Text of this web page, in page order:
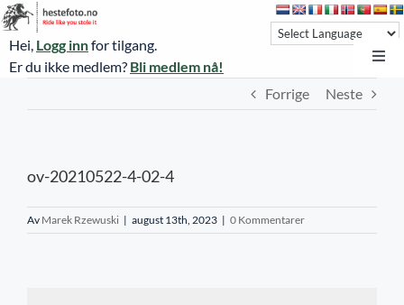
Skip
to
content
Hei, Logg innfor tilgang.
Er du ikke medlem? Bli medlem nå!
Øvrevoll treningsdager
NoARK
Forrige Neste
ov-20210522-4-02-4
Av Marek Rzewuski | august 13th, 2023 | 0 Kommentarer